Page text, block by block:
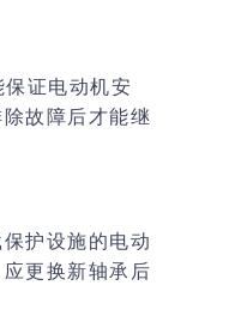
保证电动机安
故障后才能继
护设施的电动
更换新轴承后